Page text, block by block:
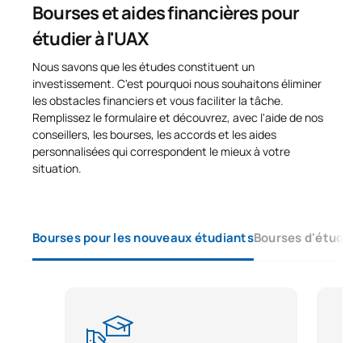
Bourses et aides financières pour
étudier à l'UAX
Nous savons que les études constituent un
investissement. C'est pourquoi nous souhaitons éliminer
les obstacles financiers et vous faciliter la tâche.
Remplissez le formulaire et découvrez, avec l'aide de nos
conseillers, les bourses, les accords et les aides
personnalisées qui correspondent le mieux à votre
situation.
Bourses pour les nouveaux étudiantsBourses d'études